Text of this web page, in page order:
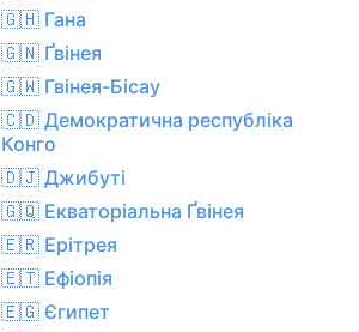
🇬🇭 Гана
🇬🇳 Ґвінея
🇬🇼 Гвінея-Бісау
🇨🇩 Демократична республіка
Конго
🇩🇯 Джибуті
🇬🇶 Екваторіальна Ґвінея
🇪🇷 Ерітрея
🇪🇹 Ефіопія
🇪🇬 Єгипет